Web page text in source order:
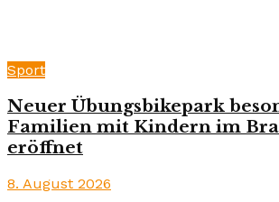
Sport
Neuer Übungsbikepark
Familien mit Kindern im
eröffnet
8. August 2026